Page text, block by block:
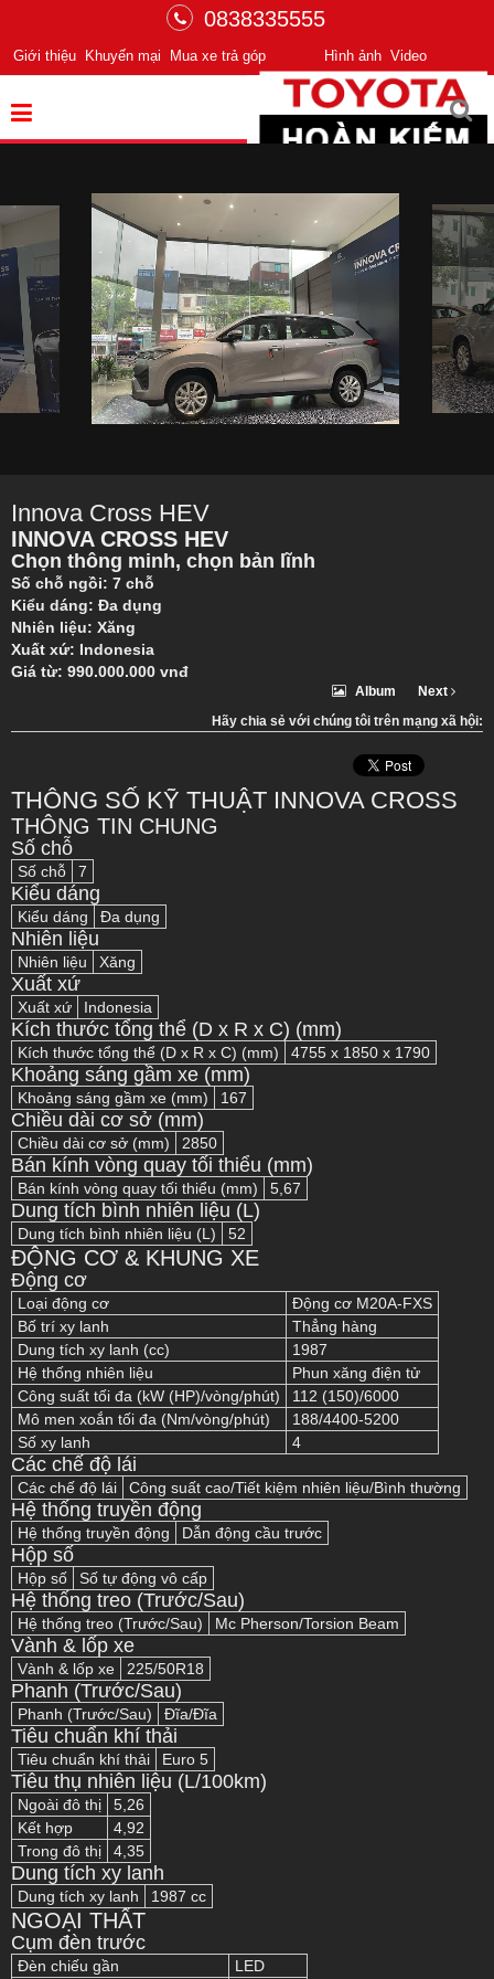
0838335555
Hình ảnh Video
Giới thiệu Khuyến mại Mua xe trả góp
Innova Cross HEV
INNOVA CROSS HEV
Chọn thông minh, chọn bản lĩnh
Số chỗ ngồi: 7 chỗ
Kiểu dáng: Đa dụng
Nhiên liệu: Xăng
Xuất xứ: Indonesia
Giá từ: 990.000.000 vnđ
Album
Next
Hãy chia sẻ với chúng tôi trên mạng xã hội:
THÔNG SỐ KỸ THUẬT INNOVA CROSS
THÔNG TIN CHUNG
Số chỗ
Số chỗ 7
Kiểu dáng
Kiểu dáng Đa dụng
Nhiên liệu
Nhiên liệu Xăng
Xuất xứ
Xuất xứ Indonesia
Kích thước tổng thể (D x R x C) (mm)
Kích thước tổng thể (D x R x C) (mm) 4755 x 1850 x 1790
Khoảng sáng gầm xe (mm)
Khoảng sáng gầm xe (mm) 167
Chiều dài cơ sở (mm)
Chiều dài cơ sở (mm) 2850
Bán kính vòng quay tối thiểu (mm)
Bán kính vòng quay tối thiểu (mm) 5,67
Dung tích bình nhiên liệu (L)
Dung tích bình nhiên liệu (L) 52
ĐỘNG CƠ & KHUNG XE
Động cơ
Loại động cơ
Động cơ M20A-FXS
Bố trí xy lanh
Thẳng hàng
Dung tích xy lanh (cc)
1987
Hệ thống nhiên liệu
Phun xăng điện tử
Công suất tối đa (kW (HP)/vòng/phút)
112 (150)/6000
Mô men xoắn tối đa (Nm/vòng/phút)
188/4400-5200
Số xy lanh
4
Các chế độ lái
Các chế độ lái Công suất cao/Tiết kiệm nhiên liệu/Bình thường
Hệ thống truyền động
Hệ thống truyền động Dẫn động cầu trước
Hộp số
Hộp số Số tự động vô cấp
Hệ thống treo (Trước/Sau)
Hệ thống treo (Trước/Sau) Mc Pherson/Torsion Beam
Vành & lốp xe
Vành & lốp xe 225/50R18
Phanh (Trước/Sau)
Phanh (Trước/Sau) Đĩa/Đĩa
Tiêu chuẩn khí thải
Tiêu chuẩn khí thải Euro 5
Tiêu thụ nhiên liệu (L/100km)
Ngoài đô thị
5,26
Kết hợp
4,92
Trong đô thị
4,35
Dung tích xy lanh
Dung tích xy lanh 1987 cc
NGOẠI THẤT
Cụm đèn trước
Đèn chiếu gần LED